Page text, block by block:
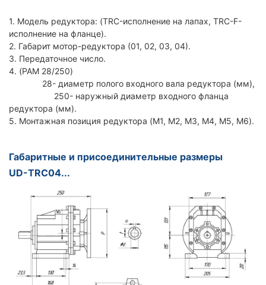
1. Модель редуктора: (TRC-исполнение на лапах, TRC-F-
исполнение на фланце).
2. Габарит мотор-редуктора (01, 02, 03, 04).
3. Передаточное число.
4. (PAM 28/250)
28- диаметр полого входного вала редуктора (мм),
250- наружный диаметр входного фланца
редуктора (мм).
5. Монтажная позиция редуктора (M1, M2, M3, M4, M5, M6).
Габаритные и присоединительные размеры
UD-TRC04...